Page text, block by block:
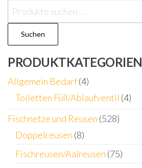
Suchen
nach:
Suchen
PRODUKTKATEGORIEN
Allgemein Bedarf(4)
Toiletten Füll/Ablaufventil (4)
Fischnetze und Reusen (528)
Doppelreusen (8)
Fischreusen/Aalreusen (75)